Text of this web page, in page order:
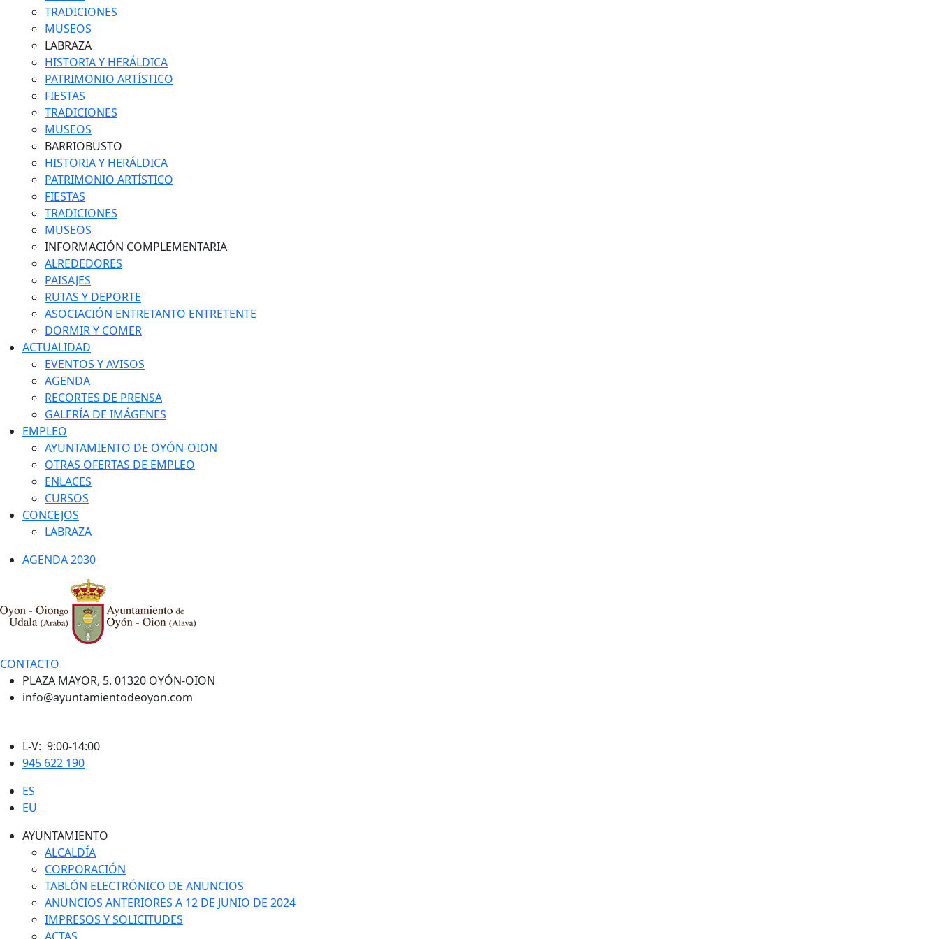
TRADICIONES
MUSEOS
LABRAZA
HISTORIA Y HERÁLDICA
PATRIMONIO ARTÍSTICO
FIESTAS
TRADICIONES
MUSEOS
BARRIOBUSTO
HISTORIA Y HERÁLDICA
PATRIMONIO ARTÍSTICO
FIESTAS
TRADICIONES
MUSEOS
INFORMACIÓN COMPLEMENTARIA
ALREDEDORES
PAISAJES
RUTAS Y DEPORTE
ASOCIACIÓN ENTRETANTO ENTRETENTE
DORMIR Y COMER
ACTUALIDAD
EVENTOS Y AVISOS
AGENDA
RECORTES DE PRENSA
GALERÍA DE IMÁGENES
EMPLEO
AYUNTAMIENTO DE OYÓN-OION
OTRAS OFERTAS DE EMPLEO
ENLACES
CURSOS
CONCEJOS
LABRAZA
AGENDA 2030
CONTACTO
PLAZA MAYOR, 5. 01320 OYÓN-OION
info@ayuntamientodeoyon.com
L-V: 9:00-14:00
945 622 190
ES
EU
AYUNTAMIENTO
ALCALDÍA
CORPORACIÓN
TABLÓN ELECTRÓNICO DE ANUNCIOS
ANUNCIOS ANTERIORES A 12 DE JUNIO DE 2024
IMPRESOS Y SOLICITUDES